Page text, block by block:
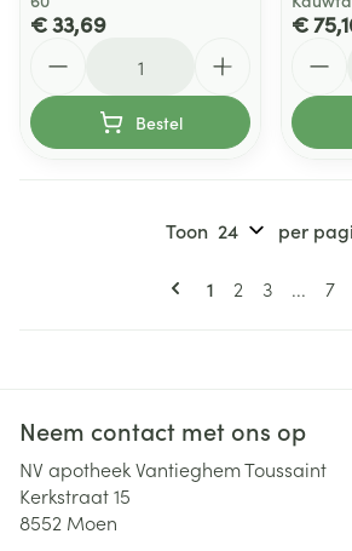
€ 33,69
Bestel
€
Pagina's
U lees
1 Pagina
2 Pagina
3 ... 7
Toon per
Neem contact met ons op
NV apotheek Vantieghem Toussaint
Kerkstraat 15
8552 Moen